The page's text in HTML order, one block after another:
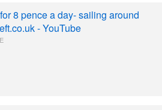
8 pence a day- sailing around
- YouTube